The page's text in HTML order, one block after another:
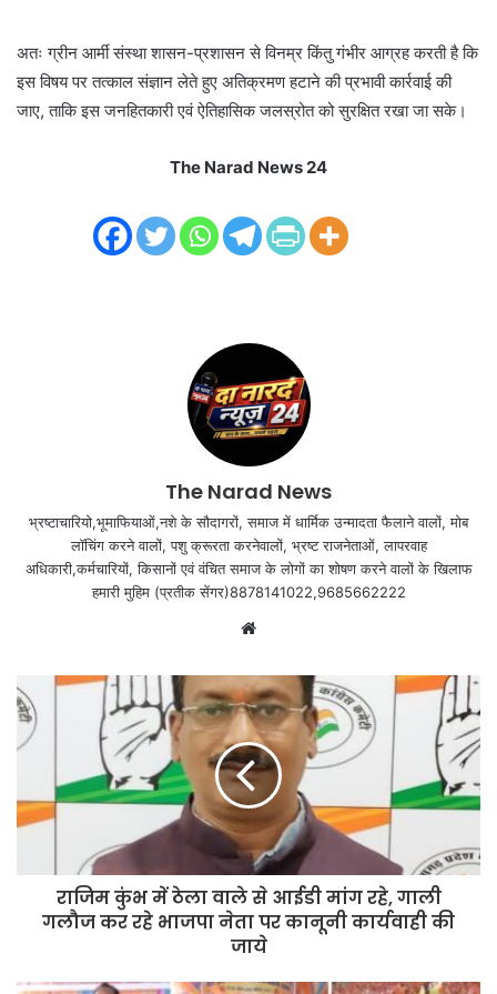
अतः ग्रीन आर्मी संस्था शासन-प्रशासन से विनम्र किंतु गंभीर आग्रह करती है कि
इस विषय पर तत्काल संज्ञान लेते हुए अतिक्रमण हटाने की प्रभावी कार्रवाई की
जाए, ताकि इस जनहितकारी एवं ऐतिहासिक जलस्रोत को सुरक्षित रखा जा सके।
The Narad News 24
The Narad News
भ्रष्टाचारियो,भूमाफियाओं,नशे के सौदागरों, समाज में धार्मिक उन्मादता फैलाने वालों, मोब
लॉचिंग करने वालों, पशु क्रूरता करनेवालों, भ्रष्ट राजनेताओं, लापरवाह
अधिकारी,कर्मचारियों, किसानों एवं वंचित समाज के लोगों का शोषण करने वालों के खिलाफ
हमारी मुहिम (प्रतीक सेंगर)8878141022,9685662222
Website
राजिम कुंभ में ठेला वाले से आईडी मांग रहे, गाली
गलौज कर रहे भाजपा नेता पर कानूनी कार्यवाही की
जाये